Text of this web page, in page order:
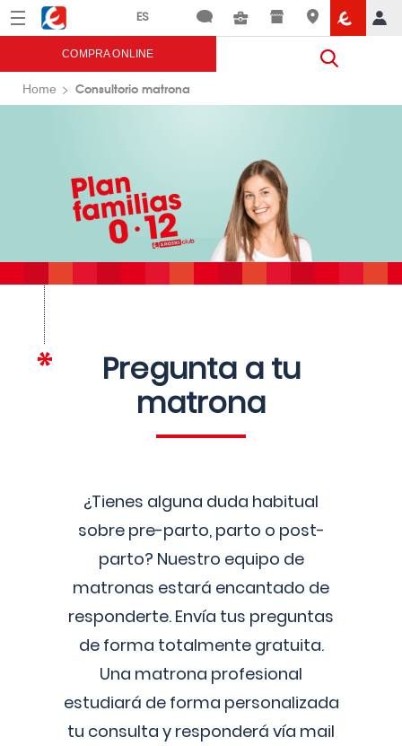
Menú Eroski
COMPRA ONLINE
Home Consultorio matrona
Pregunta a tu
matrona
¿Tienes alguna duda habitual
sobre pre-parto, parto o post-
parto? Nuestro equipo de
matronas estará encantado de
responderte. Envía tus preguntas
de forma totalmente gratuita.
Una matrona profesional
estudiará de forma personalizada
tu consulta y responderá vía mail